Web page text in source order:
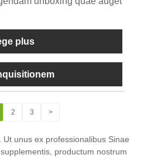
plus
2 3 >
unus ex professionalibus Sinae
productum nostrum